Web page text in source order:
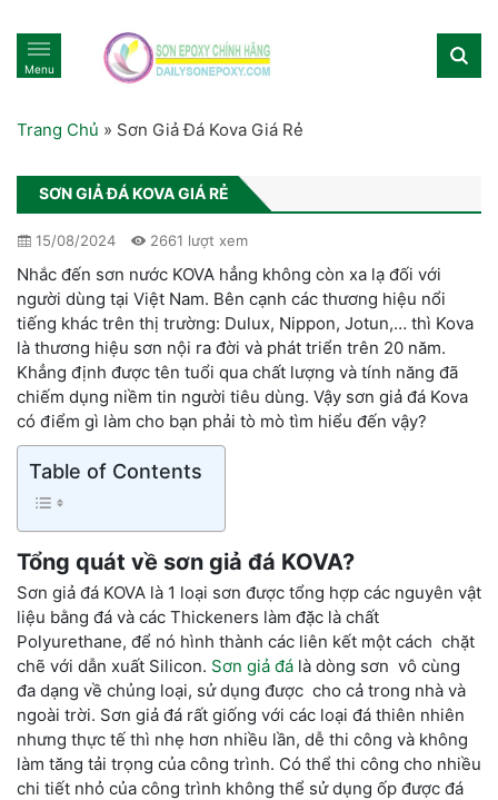
Menu
Trang Chủ » Sơn Giả Đá Kova Giá Rẻ
SƠN GIẢ ĐÁ KOVA GIÁ RẺ
15/08/2024 2661 lượt xem
Nhắc đến sơn nước KOVA hẳng không còn xa lạ đối với
người dùng tại Việt Nam. Bên cạnh các thương hiệu nổi
tiếng khác trên thị trường: Dulux, Nippon, Jotun,… thì Kova
là thương hiệu sơn nội ra đời và phát triển trên 20 năm.
Khẳng định được tên tuổi qua chất lượng và tính năng đã
chiếm dụng niềm tin người tiêu dùng. Vậy sơn giả đá Kova
có điểm gì làm cho bạn phải tò mò tìm hiểu đến vậy?
Table of Contents
Tổng quát về sơn giả đá KOVA?
Sơn giả đá KOVA là 1 loại sơn được tổng hợp các nguyên vật
liệu bằng đá và các Thickeners làm đặc là chất
Polyurethane, để nó hình thành các liên kết một cách chặt
chẽ với dẫn xuất Silicon. Sơn giả đá là dòng sơn vô cùng
đa dạng về chủng loại, sử dụng được cho cả trong nhà và
ngoài trời. Sơn giả đá rất giống với các loại đá thiên nhiên
nhưng thực tế thì nhẹ hơn nhiều lần, dễ thi công và không
làm tăng tải trọng của công trình. Có thể thi công cho nhiều
chi tiết nhỏ của công trình không thể sử dụng ốp được đá